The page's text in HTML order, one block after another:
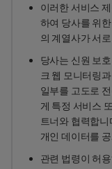
이러한 서비스
하여 당사를 위
의 계열사가 서
당사는 신원 보
크 웹 모니터링
일부를 고도로
게 특정 서비스
트너와 협력합
개인 데이터를
관련 법령이 허